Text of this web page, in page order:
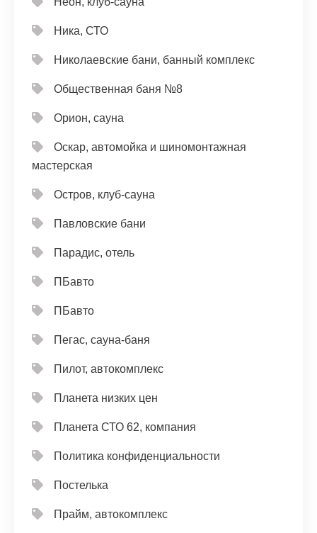
Ника, СТО
Николаевские бани, банный комплекс
Общественная баня №8
Орион, сауна
Оскар, автомойка и шиномонтажная
мастерская
Остров, клуб-сауна
Павловские бани
Парадис, отель
ПБавто
ПБавто
Пегас, сауна-баня
Пилот, автокомплекс
Планета низких цен
Планета СТО 62, компания
Политика конфиденциальности
Постелька
Прайм, автокомплекс